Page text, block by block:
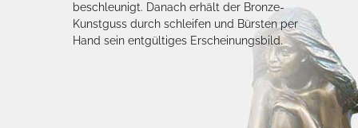
beschleunigt. Danach erhält der Bronze-
Kunstguss durch schleifen und Bürsten per
Hand sein entgültiges Erscheinungsbild.